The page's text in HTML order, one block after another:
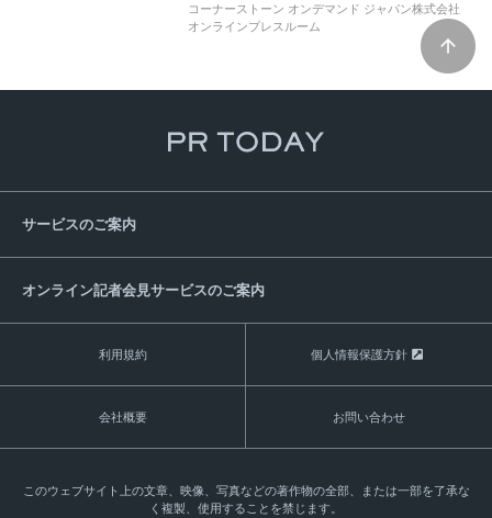
コーナーストーン オンデマンド ジャパン株式会社
オンラインプレスルーム
サービスのご案内
オンライン記者会見サービスのご案内
利用規約 個人情報保護方針
会社概要 お問い合わせ
このウェブサイト上の文章、映像、写真などの著作物の全部、または一部を了承な
く複製、使用することを禁じます。